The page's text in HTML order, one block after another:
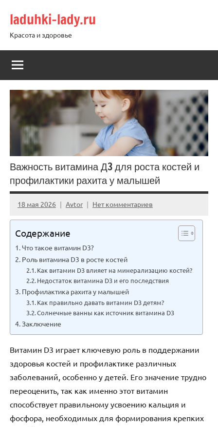
содержимому
laduhki-lady.ru
Красота и здоровье
Важность витамина Д3 для роста костей и
профилактики рахита у малышей
18 мая 2026 Avtor Нет комментариев
Содержание
Что такое витамин D3?
Роль витамина D3 в росте костей
Как витамин D3 влияет на минерализацию костей?
Недостаток витамина D3 и его последствия
Профилактика рахита у малышей
Как правильно давать витамин D3 детям?
Солнечные ванны как источник витамина D3
Заключение
Витамин D3 играет ключевую роль в поддержании
здоровья костей и профилактике различных
заболеваний, особенно у детей. Его значение трудно
переоценить, так как именно этот витамин
способствует правильному усвоению кальция и
фосфора, необходимых для формирования крепких